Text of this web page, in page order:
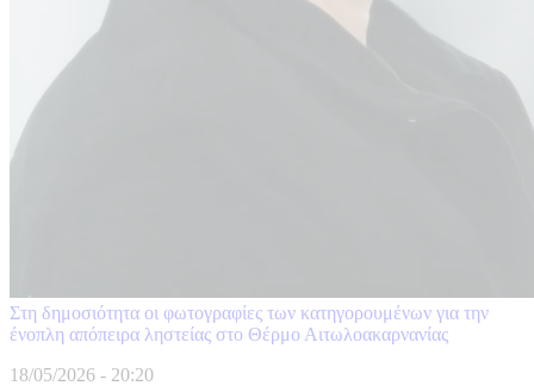
Στη δημοσιότητα οι φωτογραφίες των κατηγορουμένων για την
ένοπλη απόπειρα ληστείας στο Θέρμο Αιτωλοακαρνανίας
18/05/2026 - 20:20